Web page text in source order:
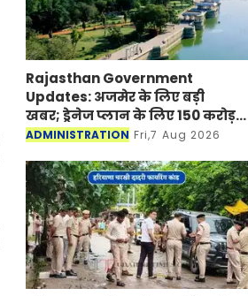
Rajasthan Government
Updates: अजमेर के लिए बड़ी
खबर; ड्रेनेज प्लान के लिए 150 करोड़
रूपए मंजूर
ADMINISTRATION Fri,7 Aug 2026